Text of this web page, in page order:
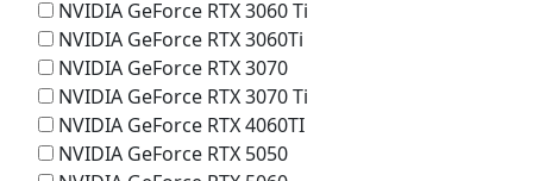
NVIDIA GeForce RTX 3060 Ti
NVIDIA GeForce RTX 3060Ti
NVIDIA GeForce RTX 3070
NVIDIA GeForce RTX 3070 Ti
NVIDIA GeForce RTX 4060TI
NVIDIA GeForce RTX 5050